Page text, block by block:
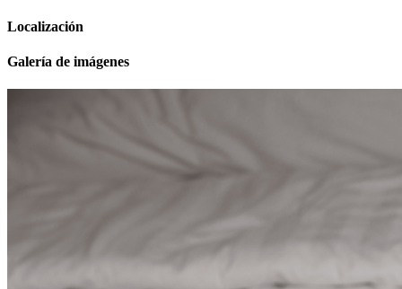
Localización
Galería de imágenes